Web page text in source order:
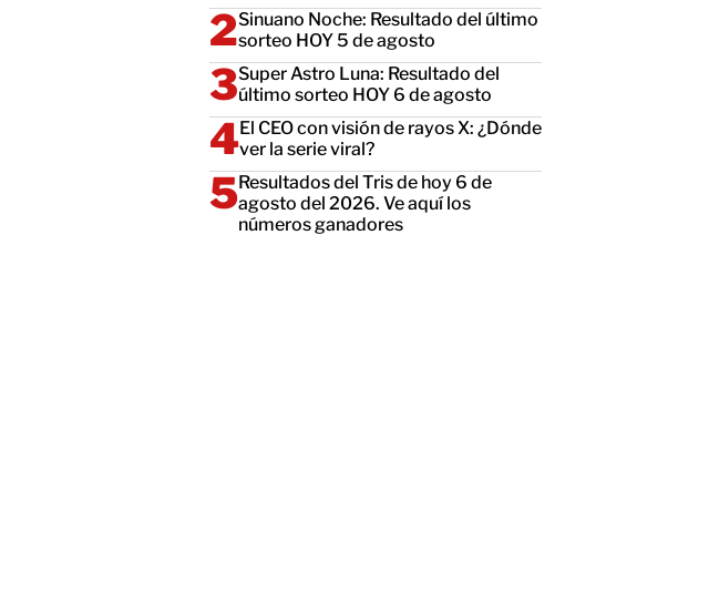
Sinuano Noche: Resultado del último
sorteo HOY 5 de agosto
Super Astro Luna: Resultado del
último sorteo HOY 6 de agosto
El CEO con visión de rayos X: ¿Dónde
ver la serie viral?
Resultados del Tris de hoy 6 de
agosto del 2026. Ve aquí los
números ganadores